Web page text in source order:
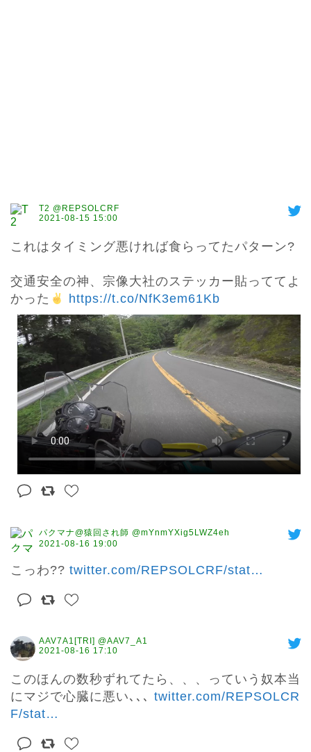
T2 @REPSOLCRF
2021-08-15 15:00
これはタイミング悪ければ食らってたパターン?
交通安全の神、宗像大社のステッカー貼っててよ
かった
https://t.co/NfK3em61Kb
パクマナ@猿回され師 @mYnmYXig5LWZ4eh
2021-08-16 19:00
こっわ?? twitter.com/REPSOLCRF/stat…
AAV7A1[TRI] @AAV7_A1
2021-08-16 17:10
このほんの数秒ずれてたら、、、っていう奴本当
にマジで心臓に悪い､､､ twitter.com/REPSOLCR
F/stat…